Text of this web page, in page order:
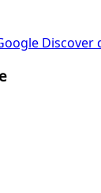
Discover